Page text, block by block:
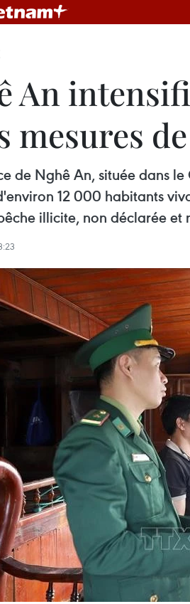
An
mesures
de Nghê An, située dans
12 000 habitants
illicite, non déclarée et